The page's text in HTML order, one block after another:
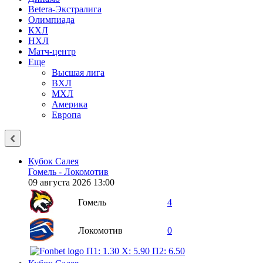
Betera-Экстралига
Олимпиада
КХЛ
НХЛ
Матч-центр
Еще
Высшая лига
ВХЛ
МХЛ
Америка
Европа
Кубок Салея
Гомель - Локомотив
09 августа 2026 13:00
Гомель
4
Локомотив 0
П1: 1.30 X: 5.90 П2: 6.50